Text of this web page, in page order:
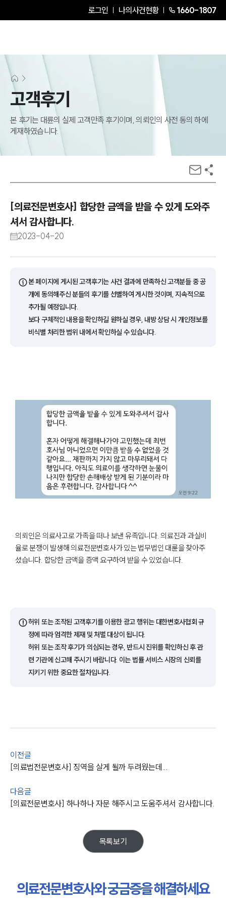
로그인 나의사건현황 1660-1807
그룹소개
오시는 길
글로벌 파트너 로펌
고객의 소리
고객후기
본 후기는 대륜의 실제 고객만족 후기이며, 의뢰인의 사전 동의 하에
게재하였습니다.
[의료전문변호사] 합당한 금액을 받을 수 있게 도와주
셔서 감사합니다.
2023-04-20
ⓘ본 페이지에 게시된 고객후기는 사건 결과에 만족하신 고객분들 중 공
개에 동의해주신 분들의 후기를 선별하여 게시한 것이며, 지속적으로
추가될 예정입니다.
보다 구체적인 내용을 확인하길 원하실 경우, 내방 상담 시 개인정보를
비식별 처리한 범위 내에서 확인하실 수 있습니다.
의뢰인은 의료사고로 가족을 떠나 보낸 유족입니다. 의료진과 과실비
율로 분쟁이 발생해 의료전문변호사가 있는 법무법인 대륜을 찾아주
셨습니다. 합당한 금액을 증액 요구하여 받을 수 있었습니다.
⚠️허위 또는 조작된 고객후기를 이용한 광고 행위는 대한변호사협회 규
정에 따라 엄격한 제재 및 처벌 대상이 됩니다.
허위 또는 조작 후기가 의심되는 경우, 반드시 진위를 확인하신 후 관
련 기관에 신고해 주시기 바랍니다. 이는 법률 서비스 시장의 신뢰를
지키기 위한 중요한 절차입니다.
이전글
[의료법전문변호사] 징역을 살게 될까 두려웠는데...
다음글
[의료전문변호사] 하나하나 자문 해주시고 도움주셔서 감사합니다.
목록보기
의료전문변호사와 궁금증을 해결하세요